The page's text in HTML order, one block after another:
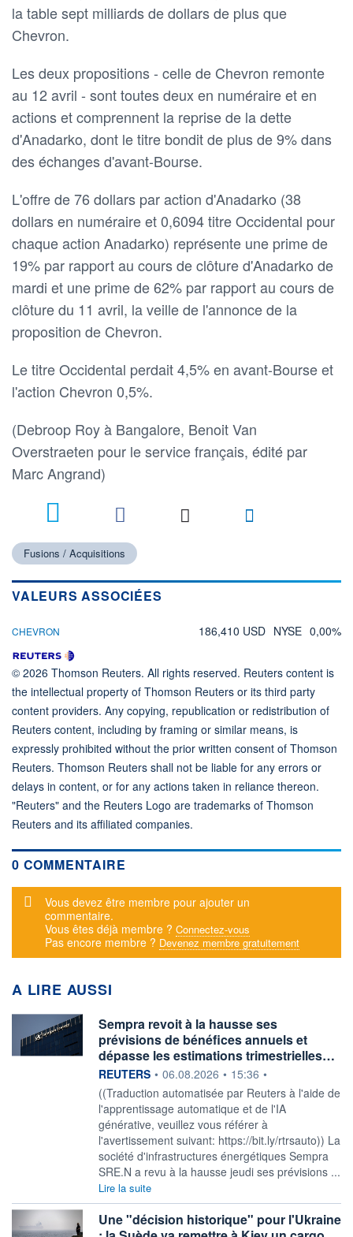
la table sept milliards de dollars de plus que
Chevron.
Les deux propositions - celle de Chevron remonte
au 12 avril - sont toutes deux en numéraire et en
actions et comprennent la reprise de la dette
d'Anadarko, dont le titre bondit de plus de 9% dans
des échanges d'avant-Bourse.
L'offre de 76 dollars par action d'Anadarko (38
dollars en numéraire et 0,6094 titre Occidental pour
chaque action Anadarko) représente une prime de
19% par rapport au cours de clôture d'Anadarko de
mardi et une prime de 62% par rapport au cours de
clôture du 11 avril, la veille de l'annonce de la
proposition de Chevron.
Le titre Occidental perdait 4,5% en avant-Bourse et
l'action Chevron 0,5%.
(Debroop Roy à Bangalore, Benoit Van
Overstraeten pour le service français, édité par
Marc Angrand)
Fusions / Acquisitions
VALEURS ASSOCIÉES
CHEVRON 186,410 USD NYSE 0,00%
© 2026 Thomson Reuters. All rights reserved. Reuters content is
the intellectual property of Thomson Reuters or its third party
content providers. Any copying, republication or redistribution of
Reuters content, including by framing or similar means, is
expressly prohibited without the prior written consent of Thomson
Reuters. Thomson Reuters shall not be liable for any errors or
delays in content, or for any actions taken in reliance thereon.
"Reuters" and the Reuters Logo are trademarks of Thomson
Reuters and its affiliated companies.
0 COMMENTAIRE
Message d'alerte
Vous devez être membre pour ajouter un
commentaire.
Vous êtes déjà membre ? Connectez-vous
Pas encore membre ? Devenez membre gratuitement
A LIRE AUSSI
Sempra revoit à la hausse ses
prévisions de bénéfices annuels et
dépasse les estimations trimestrielles…
information fournie par
REUTERS • 06.08.2026 • 15:36 •
((Traduction automatisée par Reuters à l'aide de
l'apprentissage automatique et de l'IA
générative, veuillez vous référer à
l'avertissement suivant: https://bit.ly/rtrsauto)) La
société d'infrastructures énergétiques Sempra
SRE.N a revu à la hausse jeudi ses prévisions ...
Lire la suite
Une "décision historique" pour l'Ukraine